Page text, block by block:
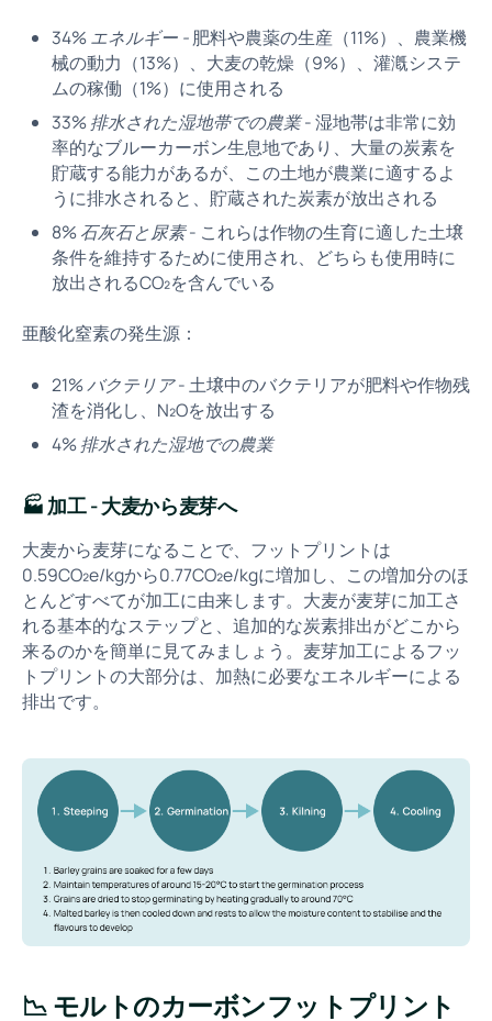
34%エネルギー -肥料や農薬の生産（11%）、農業機
械の動力（13%）、大麦の乾燥（9%）、灌漑システ
ムの稼働（1%）に使用される
33%排水された湿地帯での農業- 湿地帯は非常に効
率的なブルーカーボン生息地であり、大量の炭素を
貯蔵する能力があるが、この土地が農業に適するよ
うに排水されると、貯蔵された炭素が放出される
8%石灰石と尿素- これらは作物の生育に適した土壌
条件を維持するために使用され、どちらも使用時に
放出されるCO₂を含んでいる
亜酸化窒素の発生源：
21%バクテリア- 土壌中のバクテリアが肥料や作物残
渣を消化し、N₂Oを放出する
4%排水された湿地での農業
🏭 加工 - 大麦から麦芽へ
大麦から麦芽になることで、フットプリントは
0.59CO₂e/kgから0.77CO₂e/kgに増加し、この増加分のほ
とんどすべてが加工に由来します。大麦が麦芽に加工さ
れる基本的なステップと、追加的な炭素排出がどこから
来るのかを簡単に見てみましょう。麦芽加工によるフッ
トプリントの大部分は、加熱に必要なエネルギーによる
排出です。
📉 モルトのカーボンフットプリント